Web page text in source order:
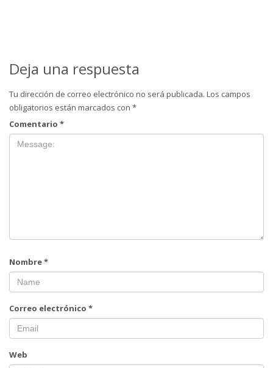
Deja una respuesta
Tu dirección de correo electrónico no será publicada. Los campos
obligatorios están marcados con *
Comentario *
Nombre*
Correo electrónico *
Web